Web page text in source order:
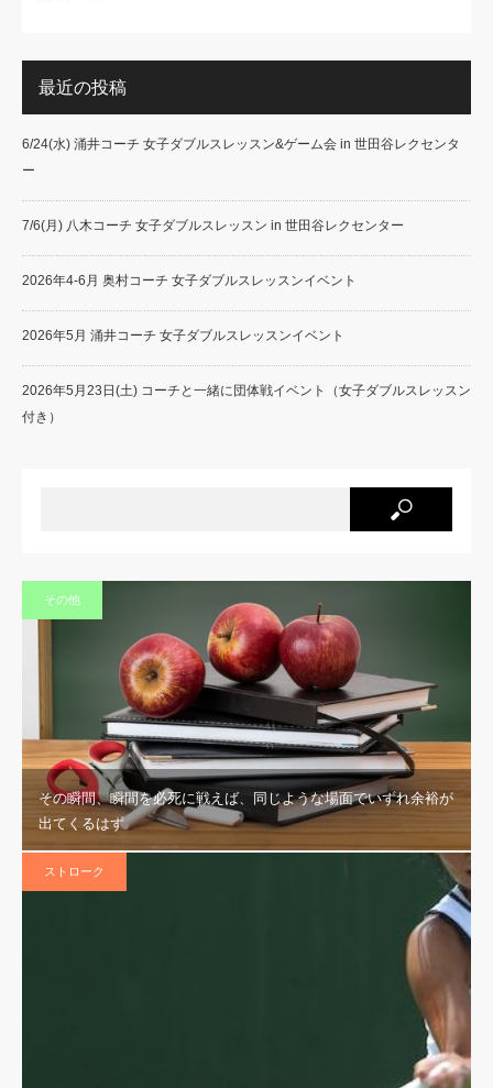
最近の投稿
6/24(水) 涌井コーチ 女子ダブルスレッスン&ゲーム会 in 世田谷レクセンタ
ー
7/6(月) 八木コーチ 女子ダブルスレッスン in 世田谷レクセンター
2026年4-6月 奥村コーチ 女子ダブルスレッスンイベント
2026年5月 涌井コーチ 女子ダブルスレッスンイベント
2026年5月23日(土) コーチと一緒に団体戦イベント（女子ダブルスレッスン
付き）
その他
その瞬間、瞬間を必死に戦えば、同じような場面でいずれ余裕が
出てくるはず
ストローク